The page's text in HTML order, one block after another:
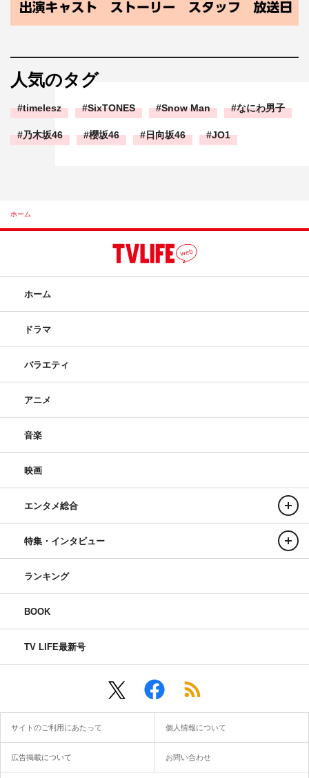
人気のタグ
timelesz SixTONES Snow Man なにわ男子
乃木坂46 櫻坂46 日向坂46 JO1
ホーム
ホーム
ドラマ
バラエティ
アニメ
音楽
映画
エンタメ総合
特集・インタビュー
ランキング
BOOK
TV LIFE最新号
サイトのご利用にあたって 個人情報について
広告掲載について お問い合わせ